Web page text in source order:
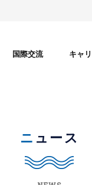
国際交流 キャ
ニュース